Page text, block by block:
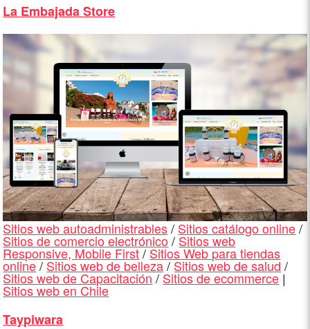
La Embajada Store
Sitios web autoadministrables/ Sitios catálogo online/
Sitios de comercio electrónico/Sitios web
Responsive, Mobile First/Sitios Web para tiendas
online/Sitios web de belleza/Sitios web de salud/
Sitios web de Capacitación/Sitios de ecommerce|
Sitios web en Chile
Taypiwara